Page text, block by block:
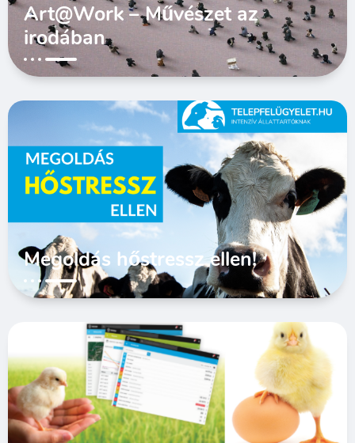
Art@Work – Művészet az
irodában
Megoldás hőstressz ellen!